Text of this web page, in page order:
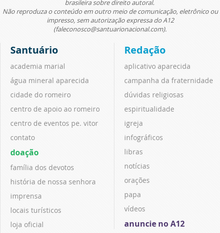
brasileira sobre direito autoral.
Não reproduza o conteúdo em outro meio de comunicação, eletrônico ou
impresso, sem autorização expressa do A12
(faleconosco@santuarionacional.com).
Santuário
academia marial
água mineral aparecida
cidade do romeiro
centro de apoio ao romeiro
centro de eventos pe. vitor
contato
doação
família dos devotos
história de nossa senhora
imprensa
locais turísticos
loja oficial
Redação
aplicativo aparecida
campanha da fraternidade
dúvidas religiosas
espiritualidade
igreja
infográficos
libras
notícias
orações
papa
vídeos
anuncie no A12